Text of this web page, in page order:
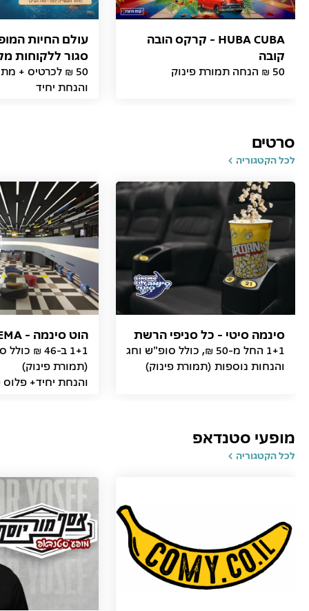
HUBA CUBA - קרקס הובה
קובה
50 ₪ הנחה תמורת פינוק
עולם החיות
סגור ללקוחות
50 ₪ לכרטיס +
והנחת יחיד
סרטים
לכל הקטגוריה
סינמה סיטי - כל סניפי הרשת
1+1 החל מ-50 ₪, כולל סופ"ש וחג
והנחות נוספות (תמורת פינוק)
הוט סינמה - HOT CINEMA
1+1 ב-46 ₪
והנחת יחיד+ פלוס
מופעי סטנדאפ
לכל הקטגוריה